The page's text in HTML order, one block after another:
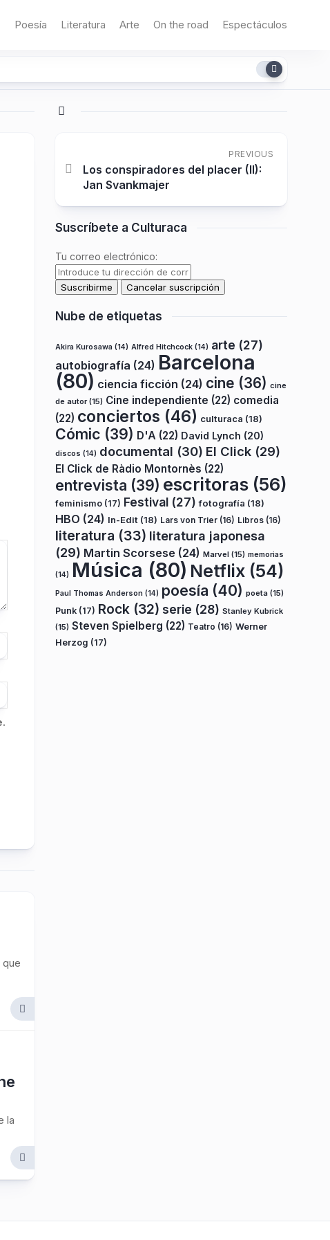
Poesía Literatura Arte On the road Espectáculos
la
PREVIOUS
Los conspiradores del placer (II):
Jan Svankmajer
Suscríbete a Culturaca
Tu correo electrónico:
Nube de etiquetas
Akira Kurosawa (14) Alfred Hitchcock (14) arte (27)
autobiografía (24) Barcelona
(80) ciencia ficción (24) cine (36) cine
de autor(15) Cine independiente (22) comedia
(22) conciertos (46) culturaca (18)
Cómic (39) D'A (22) David Lynch (20)
discos (14) documental (30) El Click (29)
El Click de Ràdio Montornès (22)
entrevista (39) escritoras (56)
feminismo (17) Festival (27) fotografía (18)
HBO (24) In-Edit (18) Lars von Trier (16) Libros (16)
literatura (33) literatura japonesa
(29) Martin Scorsese (24) Marvel (15) memorias
(14) Música (80) Netflix (54)
Paul Thomas Anderson (14) poesía (40) poeta (15)
Punk (17) Rock (32) serie (28) Stanley Kubrick
(15) Steven Spielberg (22) Teatro (16) Werner
Herzog (17)